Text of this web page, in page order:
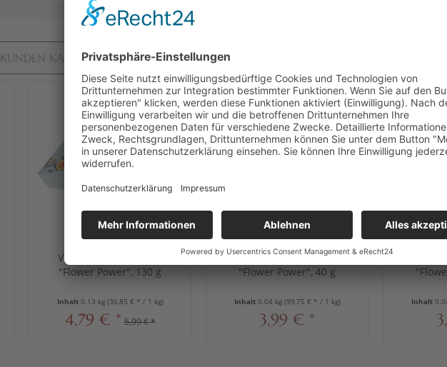
KUNDEN KAUFTEN AUCH KUNDEN HABEN SICH EBENFALLS ANGESEHEN
SALE
Viba Nougat Variation
"Flower Power", 130 g
Inhalt 0.13 kg (36,85 € * / 1 kg)
4,79 € * 5,99 € *
Viba Ostergruß Hase
"Flower Power", 40 g
Inhalt 0.04 kg (99,75 € * / 1 kg)
3,99 € *
Viba
Inhalt